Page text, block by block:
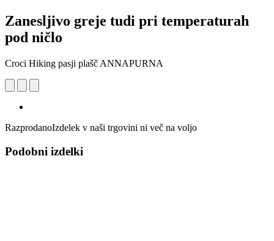
Zanesljivo greje tudi pri temperaturah
pod ničlo
Croci Hiking pasji plašč ANNAPURNA
RazprodanoIzdelek v naši trgovini ni več na voljo
Podobni izdelki